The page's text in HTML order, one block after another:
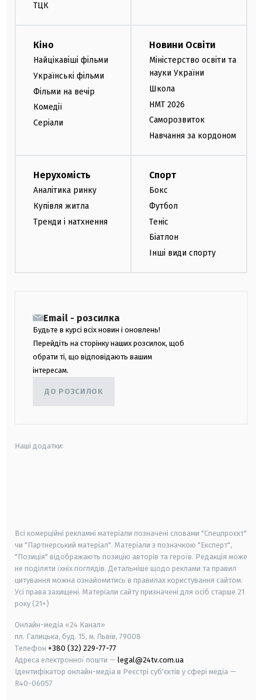
ТЦК
Кіно
Найцікавіші фільми
Українські фільми
Фільми на вечір
Комедії
Серіали
Новини Освіти
Міністерство освіти та
науки України
Школа
НМТ 2026
Саморозвиток
Навчання за кордоном
Нерухомість
Аналітика ринку
Купівля житла
Тренди і натхнення
Спорт
Бокс
Футбол
Теніс
Біатлон
Інші види спорту
Email - розсилка
Будьте в курсі всіх новин і оновлень!
Перейдіть на сторінку наших розсилок, щоб
обрати ті, що відповідають вашим
інтересам.
ДО РОЗСИЛОК
Наші додатки:
Всі комерційні рекламні матеріали позначені словами "Спецпроєкт"
чи "Партнерський матеріал". Матеріали з позначкою "Експерт",
"Позиція" відображають позицію авторів та героїв. Редакція може
не поділяти їхніх поглядів. Детальніше щодо реклами та правил
цитування можна ознайомитись в правилах користування сайтом.
Усі права захищені. Матеріали сайту призначені для осіб старше 21
року (21+)
Онлайн-медіа «24 Канал»
пл. Галицька, буд. 15, м. Львів, 79008
Телефон +380 (32) 229-77-77
Адреса електронної пошти — legal@24tv.com.ua
Ідентифікатор онлайн-медіа в Реєстрі суб'єктів у сфері медіа —
R40-06057